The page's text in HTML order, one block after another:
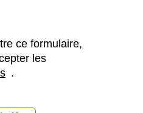
ce formulaire,
les
.